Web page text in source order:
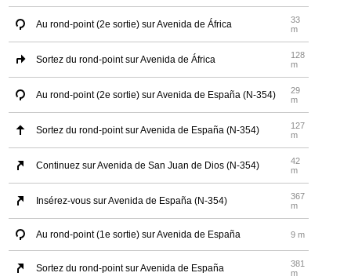
Au rond-point (2e sortie) sur Avenida de África
33
m
Sortez du rond-point sur Avenida de África
128
m
Au rond-point (2e sortie) sur Avenida de España (N-354)
29
m
Sortez du rond-point sur Avenida de España (N-354)
127
m
Continuez sur Avenida de San Juan de Dios (N-354)
42
m
Insérez-vous sur Avenida de España (N-354)
367
m
Au rond-point (1e sortie) sur Avenida de España 9 m
Sortez du rond-point sur Avenida de España
381
m